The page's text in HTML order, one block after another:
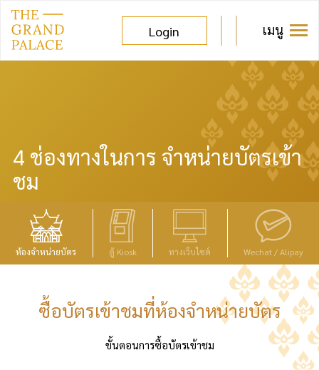
Login เมนู
4 ช่องทางในการ จำหน่ายบัตรเข้า
ชม
ห้องจำหน่ายบัตร ตู้ Kiosk ทางเว็บไซต์ Wechat /Alipay
ซื้อบัตรเข้าชมที่ห้องจำหน่ายบัตร
ขั้นตอนการซื้อบัตรเข้าชม